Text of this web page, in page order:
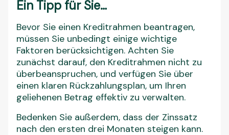
Berücksichtigen Sie dies daher unbedingt bei
Ihrer Budgetplanung.
Nehmen Sie sich abschließend die Zeit, die
Gebühren und Konditionen verschiedener
Kreditgeber zu vergleichen, um
sicherzustellen, dass Sie die am besten
geeignete Lösung finden, die Ihren finanziellen
Bedürfnissen und Zielen entspricht.
Steuern und Gebühren: